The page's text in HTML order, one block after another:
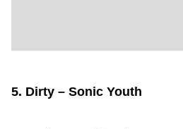
5. Dirty – Sonic Youth